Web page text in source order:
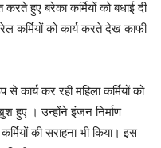
हुए बरेका कर्मियों को बधाई दी
कर्मियों को कार्य करते देख काफी
कार्य कर रही महिला कर्मियों को
हुए । उन्होंने इंजन निर्माण
की सराहना भी किया। इस